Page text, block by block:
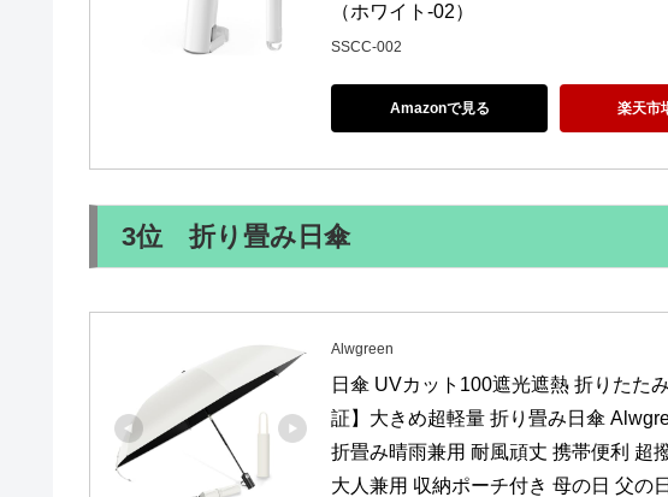
（ホワイト-02）
SSCC-002
Amazonで見る 楽天市
3位 折り畳み日傘
Alwgreen
日傘 UVカット100遮光遮熱 折りたた
証】大きめ超軽量 折り畳み日傘
折畳み晴雨兼用 耐風頑丈 携帯便利 超
大人兼用 収納ポーチ付き 母の日 父の